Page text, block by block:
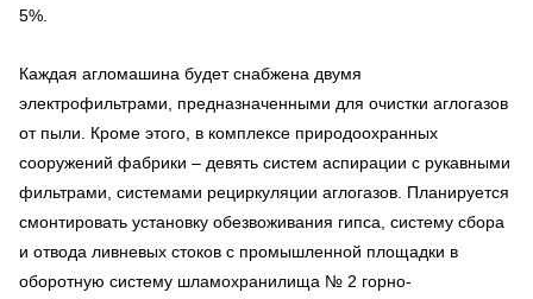
5%.
Каждая агломашина будет снабжена двумя
электрофильтрами, предназначенными для очистки аглогазов
от пыли. Кроме этого, в комплексе природоохранных
сооружений фабрики – девять систем аспирации с рукавными
фильтрами, системами рециркуляции аглогазов. Планируется
смонтировать установку обезвоживания гипса, систему сбора
и отвода ливневых стоков с промышленной площадки в
оборотную систему шламохранилища № 2 горно-